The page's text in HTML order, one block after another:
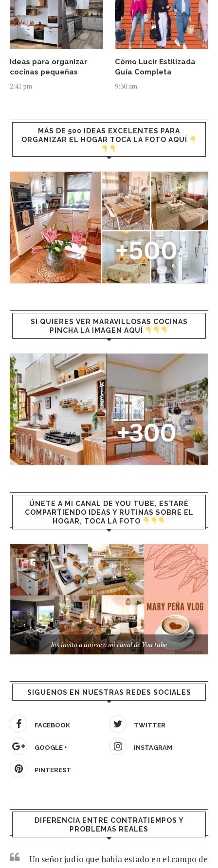
Ideas para organizar
cocinas pequeñas
2:41 pm
Cómo Lucir Estilizada
Guía Completa
9:30 am
MÁS DE 500 IDEAS EXCELENTES PARA
ORGANIZAR EL HOGAR TOCA LA FOTO AQUÍ
SI QUIERES VER MARAVILLOSAS COCINAS
PINCHA LA IMAGEN AQUÍ
ÚNETE A MI CANAL DE YOU TUBE, ESTARÉ
COMPARTIENDO IDEAS Y RUTINAS SOBRE EL
HOGAR, TOCA LA FOTO
los invito a unirse a mi canal de You tube
SIGUENOS EN NUESTRAS REDES SOCIALES
FACEBOOK TWITTER
GOOGLE + INSTAGRAM
PINTEREST
DIFERENCIA ENTRE CONTRATIEMPOS Y
PROBLEMAS REALES
Un señor judío que había estado en el campo de